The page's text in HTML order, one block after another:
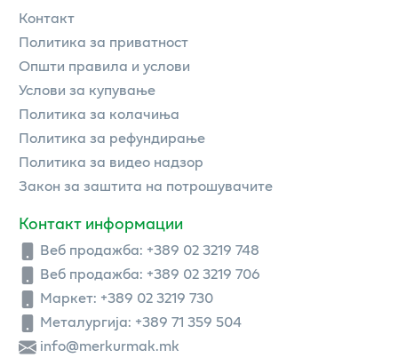
Контакт
Политика за приватност
Општи правила и услови
Услови за купување
Политика за колачиња
Политика за рефундирање
Политика за видео надзор
Закон за заштита на потрошувачите
Контакт информации
Веб продажба: +389 02 3219 748
Веб продажба: +389 02 3219 706
Маркет: +389 02 3219 730
Металургија: +389 71 359 504
info@merkurmak.mk